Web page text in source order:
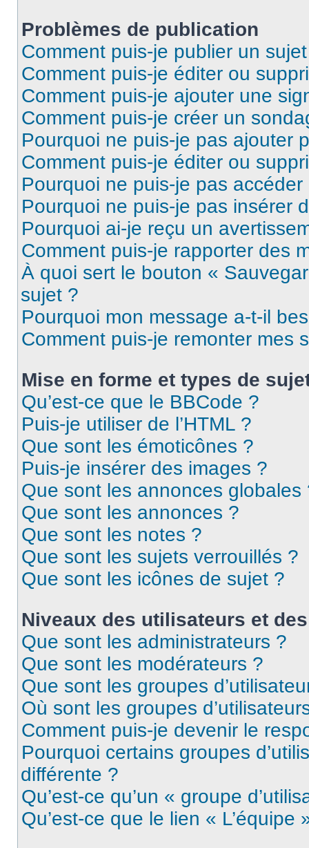
Problèmes de publication
Comment puis-je publier un
Comment puis-je éditer ou
Comment puis-je ajouter une
Comment puis-je créer un
Pourquoi ne puis-je pas ajouter
Comment puis-je éditer ou
Pourquoi ne puis-je pas
Pourquoi ne puis-je pas insérer
Pourquoi ai-je reçu un
Comment puis-je rapporter des
À quoi sert le bouton «
sujet ?
Pourquoi mon message a-t-il
Comment puis-je remonter mes
Mise en forme et types de
Qu’est-ce que le BBCode ?
Puis-je utiliser de l’HTML ?
Que sont les émoticônes ?
Puis-je insérer des images ?
Que sont les annonces globales
Que sont les annonces ?
Que sont les notes ?
Que sont les sujets verrouillés ?
Que sont les icônes de sujet ?
Niveaux des utilisateurs et
Que sont les administrateurs ?
Que sont les modérateurs ?
Que sont les groupes
Où sont les groupes
Comment puis-je devenir le
Pourquoi certains groupes
différente ?
Qu’est-ce qu’un « groupe
Qu’est-ce que le lien « L’équipe